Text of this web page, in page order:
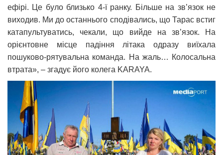
ефірі. Це було близько 4-ї ранку. Більше на зв’язок не
виходив. Ми до останнього сподівались, що Тарас встиг
катапультуватись, чекали, що вийде на зв’язок. На
орієнтовне місце падіння літака одразу виїхала
пошуково-рятувальна команда. На жаль… Колосальна
втрата», – згадує його колега KARAYA.